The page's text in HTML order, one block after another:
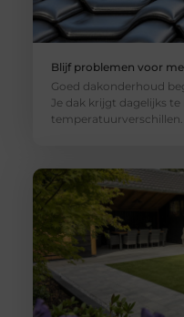
Blijf problemen voor
Goed dakonderhoud
Je dak krijgt dagelijks